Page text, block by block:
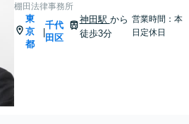
棚田法律事務所
東
京
都
|
千代
田区
神田駅 から
徒歩3分
営業時間：本
日定休日